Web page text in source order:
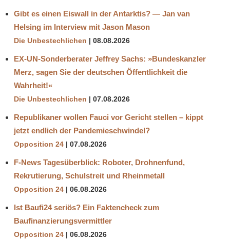
Gibt es einen Eiswall in der Antarktis? — Jan van
Helsing im Interview mit Jason Mason
Die Unbestechlichen 08.08.2026
EX-UN-Sonderberater Jeffrey Sachs: »Bundeskanzler
Merz, sagen Sie der deutschen Öffentlichkeit die
Wahrheit!«
Die Unbestechlichen 07.08.2026
Republikaner wollen Fauci vor Gericht stellen – kippt
jetzt endlich der Pandemieschwindel?
Opposition 24 07.08.2026
F-News Tagesüberblick: Roboter, Drohnenfund,
Rekrutierung, Schulstreit und Rheinmetall
Opposition 24 06.08.2026
Ist Baufi24 seriös? Ein Faktencheck zum
Baufinanzierungsvermittler
Opposition 24 06.08.2026